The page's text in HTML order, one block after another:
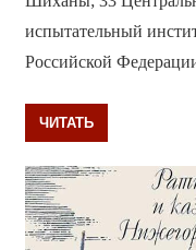
испытательный
Российской
ЧИТАТЬ